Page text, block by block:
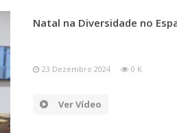
Natal na Diversidade no
23 Dezembro 2024 0 K
Ver Vídeo